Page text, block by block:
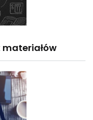
materiałów